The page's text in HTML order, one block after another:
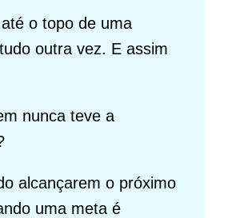
o topo de uma
outra vez. E assim
nunca teve a
alcançarem o próximo
uma meta é